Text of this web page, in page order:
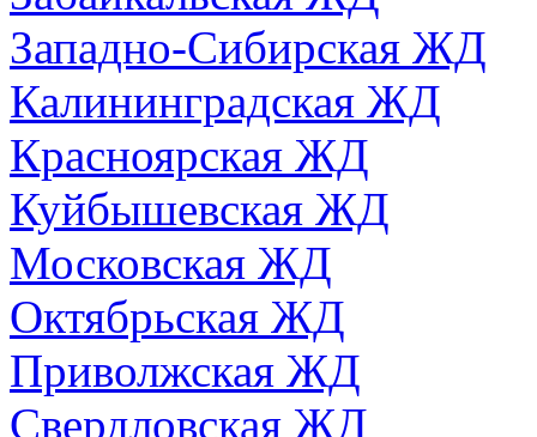
Западно-Сибирская ЖД
Калининградская ЖД
Красноярская ЖД
Куйбышевская ЖД
Московская ЖД
Октябрьская ЖД
Приволжская ЖД
Свердловская ЖД